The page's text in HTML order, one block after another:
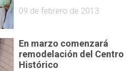
09 de febrero de 2013
En marzo comenzará
remodelación del Centro
Histórico